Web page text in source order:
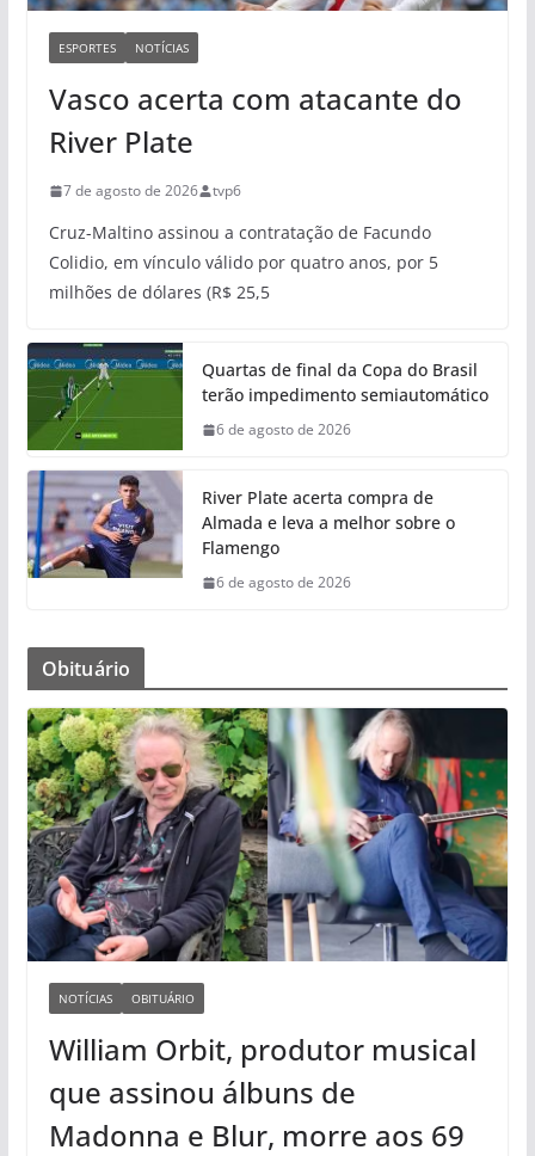
ESPORTES NOTÍCIAS
Vasco acerta com atacante do
River Plate
7 de agosto de 2026 tvp6
Cruz-Maltino assinou a contratação de Facundo
Colidio, em vínculo válido por quatro anos, por 5
milhões de dólares (R$ 25,5
Quartas de final da Copa do Brasil
terão impedimento semiautomático
6 de agosto de 2026
River Plate acerta compra de
Almada e leva a melhor sobre o
Flamengo
6 de agosto de 2026
Obituário
NOTÍCIAS OBITUÁRIO
William Orbit, produtor musical
que assinou álbuns de
Madonna e Blur, morre aos 69